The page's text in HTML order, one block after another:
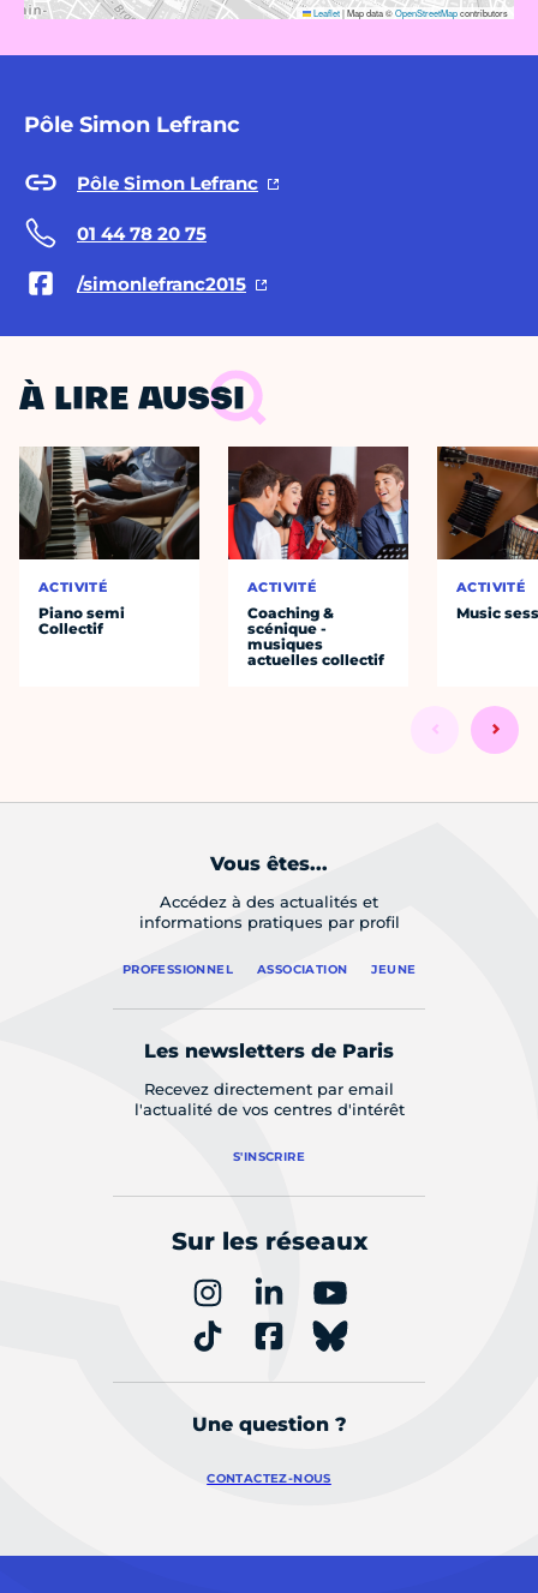
Leaflet|Map data ©OpenStreetMapcontributors
Pôle Simon Lefranc
Pôle Simon Lefranc
01 44 78 20 75
/simonlefranc2015
À LIRE AUSSI
ACTIVITÉ
Piano semi
Collectif
ACTIVITÉ
Coaching &
scénique -
musiques
actuelles collectif
ACTIVITÉ
Music
Vous êtes...
Accédez à des actualités et
informations pratiques par profil
PROFESSIONNEL ASSOCIATION JEUNE
Les newsletters de Paris
Recevez directement par email
l'actualité de vos centres d'intérêt
S'INSCRIRE
Sur les réseaux
Une question ?
CONTACTEZ-NOUS